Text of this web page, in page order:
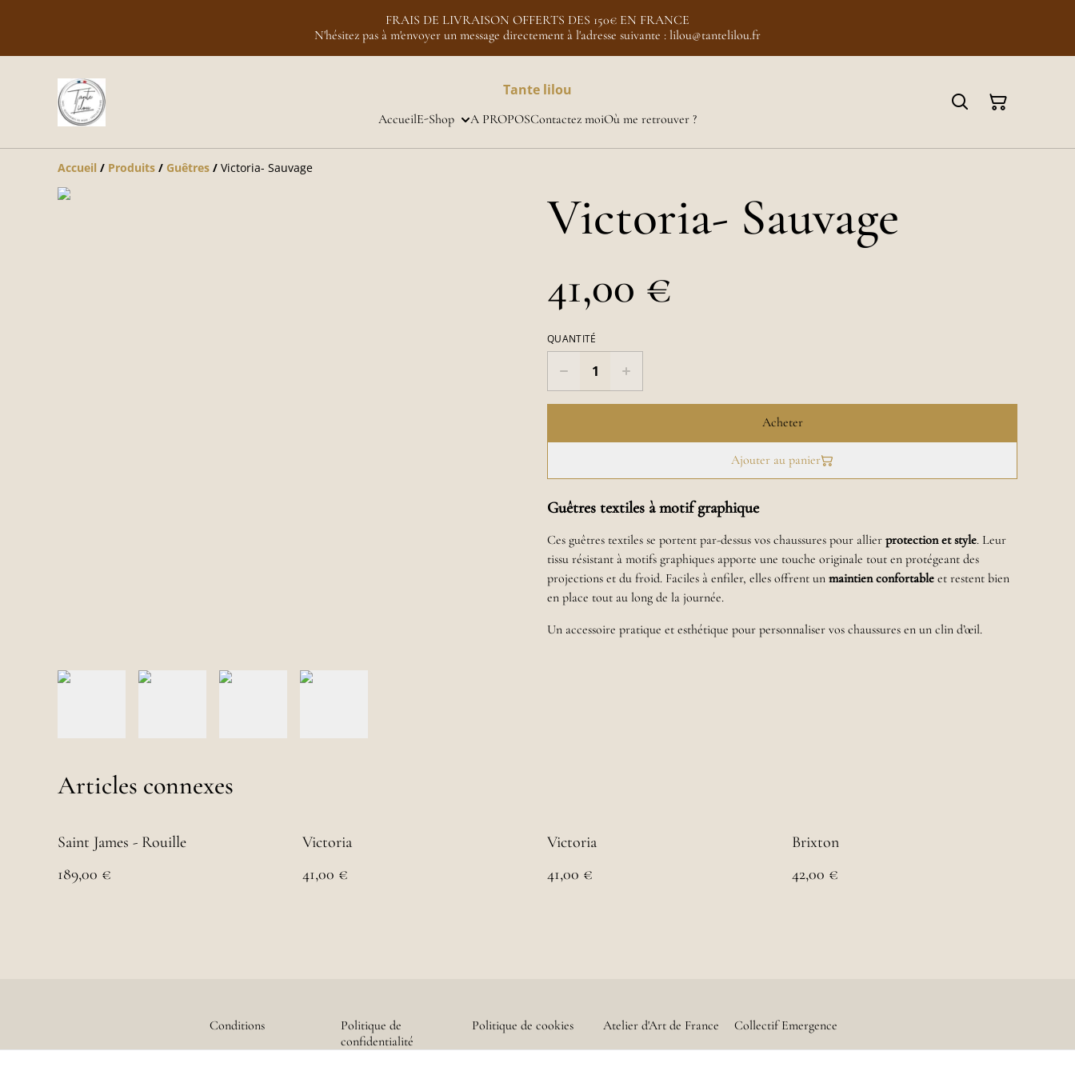
FRAIS DE LIVRAISON OFFERTS DES 150€ EN FRANCE
N'hésitez pas à m'envoyer un message directement à l'adresse suivante : lilou@tantelilou.fr
Tante lilou
AccueilE-Shop A PROPOSContactez moiOù me retrouver ?
Accueil / Produits / Guêtres / Victoria- Sauvage
Victoria- Sauvage
41,00 €
QUANTITÉ
Acheter
Ajouter au panier
Guêtres textiles à motif graphique
Ces guêtres textiles se portent par-dessus vos chaussures pour allier protection et style. Leur
tissu résistant à motifs graphiques apporte une touche originale tout en protégeant des
projections et du froid. Faciles à enfiler, elles offrent un maintien confortable et restent bien
en place tout au long de la journée.
Un accessoire pratique et esthétique pour personnaliser vos chaussures en un clin d’œil.
Articles connexes
Saint James - Rouille
189,00 €
Victoria
41,00 €
Victoria
41,00 €
Brixton
42,00 €
Conditions
Politique de
confidentialité
Politique de cookies Atelier d'Art de France Collectif Emergence